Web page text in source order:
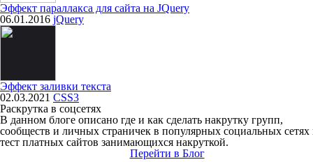
Эффект параллакса для сайта на JQuery
06.01.2016 jQuery
Эффект заливки текста
02.03.2021 CSS3
Раскрутка в соцсетях
В данном блоге описано где и как сделать накрутку групп,
сообществ и личных страничек в популярных социальных сетях
тест платных сайтов занимающихся накруткой.
Перейти в Блог